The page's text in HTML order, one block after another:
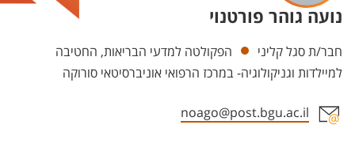
נועה גוהר פורטנוי
Departments
חבר/ת סגל קליני
הפקולטה למדעי הבריאות, החטיבה
למיילדות וגניקולוגיה- במרכז הרפואי אוניברסיטאי סורוקה
noago@post.bgu.ac.il